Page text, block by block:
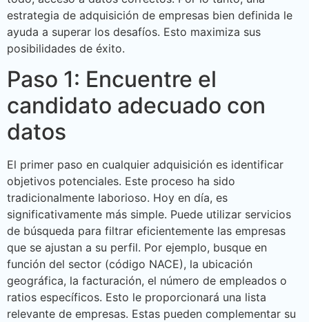
estrategia de adquisición de empresas bien definida le
ayuda a superar los desafíos. Esto maximiza sus
posibilidades de éxito.
Paso 1: Encuentre el
candidato adecuado con
datos
El primer paso en cualquier adquisición es identificar
objetivos potenciales. Este proceso ha sido
tradicionalmente laborioso. Hoy en día, es
significativamente más simple. Puede utilizar servicios
de búsqueda para filtrar eficientemente las empresas
que se ajustan a su perfil. Por ejemplo, busque en
función del sector (código NACE), la ubicación
geográfica, la facturación, el número de empleados o
ratios específicos. Esto le proporcionará una lista
relevante de empresas. Estas pueden complementar su